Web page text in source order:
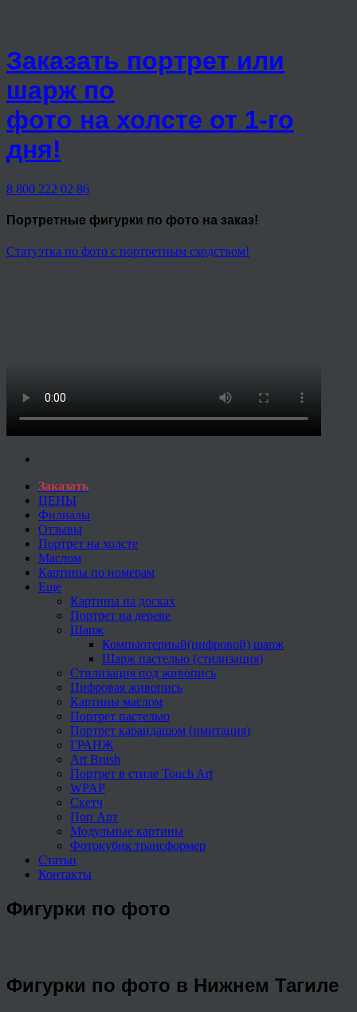
Заказать портрет или
шарж по
фото на холсте от 1-го
дня!
8 800 222 02 86
Портретные фигурки по фото на заказ!
Статуэтка по фото с портретным сходством!
Заказать
ЦЕНЫ
Филиалы
Отзывы
Портрет на холсте
Маслом
Картины по номерам
Еще
Картины на досках
Портрет на дереве
Шарж
Компьютерный(цифровой) шарж
Шарж пастелью (стилизация)
Стилизация под живопись
Цифровая живопись
Картины маслом
Портрет пастелью
Портрет карандашом (имитация)
ГРАНЖ
Art Brush
Портрет в стиле Touch Art
WPAP
Скетч
Поп Арт
Модульные картины
Фотокубик трансформер
Статьи
Контакты
Фигурки по фото
Фигурки по фото в Нижнем Тагиле